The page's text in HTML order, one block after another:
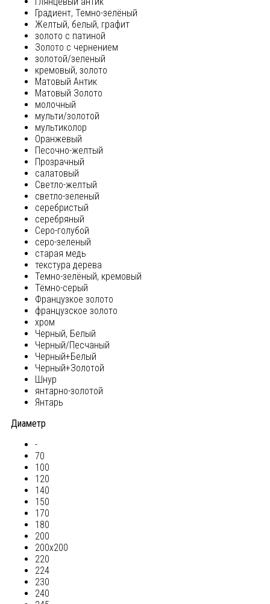
Градиент, Темно-зелёный
Желтый, белый, графит
золото с патиной
Золото с чернением
золотой/зеленый
кремовый, золото
Матовый Антик
Матовый Золото
молочный
мульти/золотой
мультиколор
Оранжевый
Песочно-желтый
Прозрачный
салатовый
Светло-желтый
светло-зеленый
серебристый
серебряный
Серо-голубой
серо-зеленый
старая медь
текстура дерева
Темно-зелёный, кремовый
Тёмно-серый
Французкое золото
французское золото
хром
Черный, Белый
Черный/Песчаный
Черный+Белый
Черный+Золотой
Шнур
янтарно-золотой
Янтарь
Диаметр
-
70
100
120
140
150
170
180
200
200х200
220
224
230
240